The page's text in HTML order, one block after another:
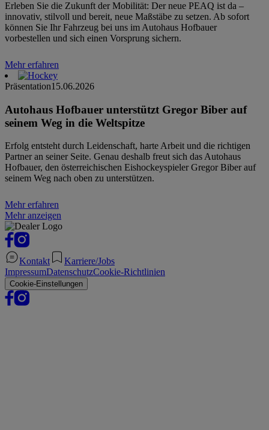
Erleben Sie die Zukunft der Mobilität: Der neue PEAQ ist da –
innovativ, stilvoll und bereit, neue Maßstäbe zu setzen. Ab sofort
können Sie Ihr Fahrzeug bei uns im Autohaus Hofbauer
vorbestellen und sich einen Vorsprung sichern.
Mehr erfahren
Präsentation15.06.2026
Autohaus Hofbauer unterstützt Gregor Biber auf
seinem Weg in die Weltspitze
Erfolg entsteht durch Leidenschaft, harte Arbeit und die richtigen
Partner an seiner Seite. Genau deshalb freut sich das Autohaus
Hofbauer, den österreichischen Eishockeyspieler Gregor Biber auf
seinem Weg nach oben zu unterstützen.
Mehr erfahren
Mehr anzeigen
Kontakt
Karriere/Jobs
ImpressumDatenschutzCookie-Richtlinien
Cookie-Einstellungen